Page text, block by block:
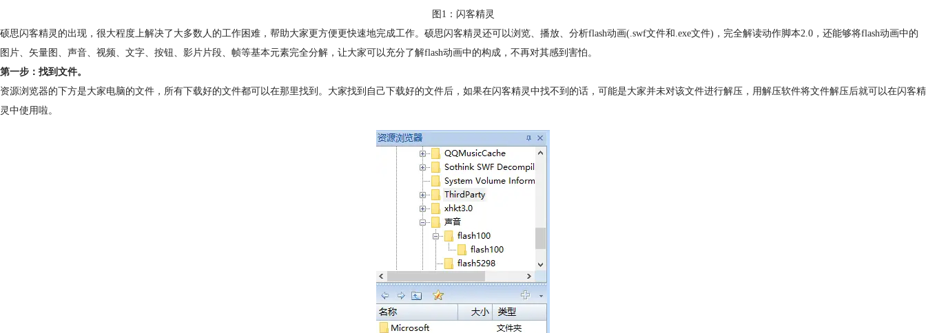
图1：闪客精灵
硕思闪客精灵的出现，很大程度上解决了大多数人的工作困难，帮助大家更方便更快速地完成工作。硕思闪客精灵还可以浏览、播放、分析flash动画(.swf文件和.exe文件)，完全解读动作脚本2.0，还能够将flash动画中的
图片、矢量图、声音、视频、文字、按钮、影片片段、帧等基本元素完全分解，让大家可以充分了解flash动画中的构成，不再对其感到害怕。
第一步：找到文件。
资源浏览器的下方是大家电脑的文件，所有下载好的文件都可以在那里找到。大家找到自己下载好的文件后，如果在闪客精灵中找不到的话，可能是大家并未对该文件进行解压，用解压软件将文件解压后就可以在闪客精
灵中使用啦。